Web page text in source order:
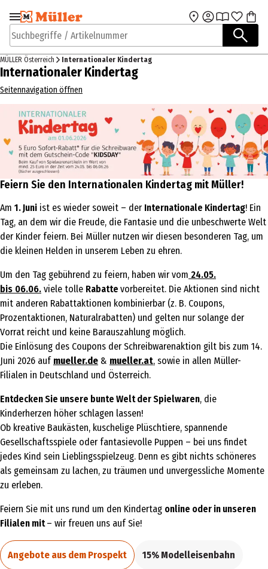
Zur Navigation
springen
Zum Hauptinhalt
Suchbegriffe / Artikelnummer
MÜLLER Österreich Internationaler Kindertag
Internationaler Kindertag
Seitennavigation öffnen
Feiern Sie den Internationalen Kindertag mit Müller!
Am 1. Juni ist es wieder soweit – der Internationale Kindertag! Ein
Tag, an dem wir die Freude, die Fantasie und die unbeschwerte Welt
der Kinder feiern. Bei Müller nutzen wir diesen besonderen Tag, um
die kleinen Helden in unserem Leben zu ehren.
Um den Tag gebührend zu feiern, haben wir vom 24.05.
bis 06.06. viele tolle Rabatte vorbereitet. Die Aktionen sind nicht
mit anderen Rabattaktionen kombinierbar (z. B. Coupons,
Prozentaktionen, Naturalrabatten) und gelten nur solange der
Vorrat reicht und keine Barauszahlung möglich.
Die Einlösung des Coupons der Schreibwarenaktion gilt bis zum 14.
Juni 2026 auf mueller.de & mueller.at, sowie in allen Müller-
Filialen in Deutschland und Österreich.
Entdecken Sie unsere bunte Welt der Spielwaren, die
Kinderherzen höher schlagen lassen!
Ob kreative Baukästen, kuschelige Plüschtiere, spannende
Gesellschaftsspiele oder fantasievolle Puppen – bei uns findet
jedes Kind sein Lieblingsspielzeug. Denn es gibt nichts schöneres
als gemeinsam zu lachen, zu träumen und unvergessliche Momente
zu erleben.
Feiern Sie mit uns rund um den Kindertag online oder in unseren
Filialen mit– wir freuen uns auf Sie!
Angebote aus dem Prospekt 15% Modelleisenbahn